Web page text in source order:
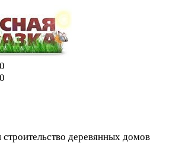
деревянных домов